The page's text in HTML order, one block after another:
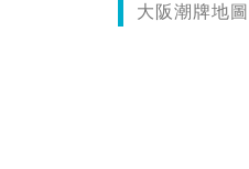
大阪潮牌地